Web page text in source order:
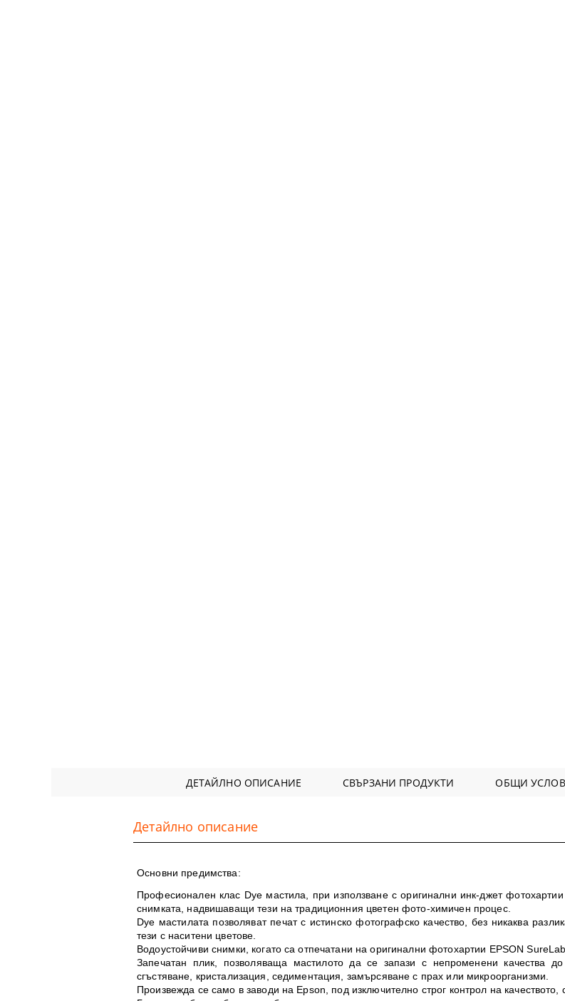
ДЕТАЙЛНО ОПИСАНИЕ СВЪРЗАНИ ПРОДУКТИ ОБЩИ
Детайлно описание
Основни предимства:
Професионален клас Dye мастила, при използване с оригинални инк-джет фотохартии
снимката, надвишаващи тези на традиционния цветен фото-химичен процес.
Dye мастилата позволяват печат с истинско фотографско качество, без никаква
тези с наситени цветове.
Водоустойчиви снимки, когато са отпечатани на оригинални фотохартии EPSON
Запечатан плик, позволяваща мастилото да се запази с непроменени качества
сгъстяване, кристализация, седиментация, замърсяване с прах или микроорганизми.
Произвежда се само в заводи на Epson, под изключително строг контрол на